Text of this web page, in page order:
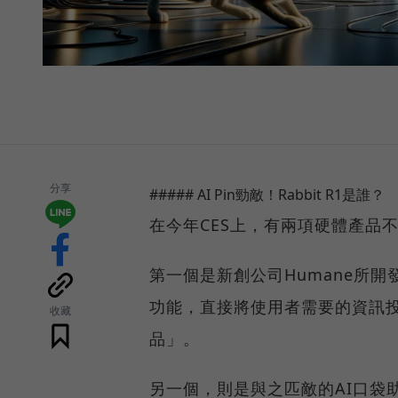
分享
收藏
##### AI Pin勁敵！Rabbit R1是誰？
在今年CES上，有兩項硬體產品
第一個是新創公司Humane所開
功能，直接將使用者需要的資訊
品」。
另一個，則是與之匹敵的AI口袋